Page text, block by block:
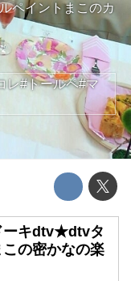
ペイントまこのカ
レ#トールペ#マ
ーキdtv★dtvタ
の密かなの楽